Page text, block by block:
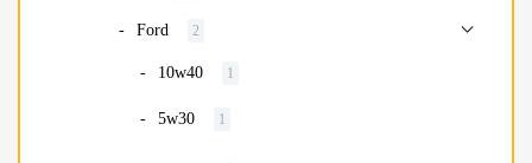
Ford 2
10w40 1
5w30 1